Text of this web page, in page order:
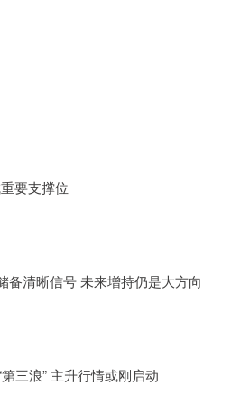
要支撑位
备清晰信号 未来增持仍是大方向
三浪” 主升行情或刚启动